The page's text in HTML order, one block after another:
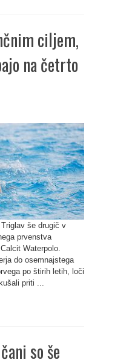
ciljem,
na četrto
še drugič v
prvenstva
Waterpolo.
do osemnajstega
po štirih letih, loči
priti ...
so še